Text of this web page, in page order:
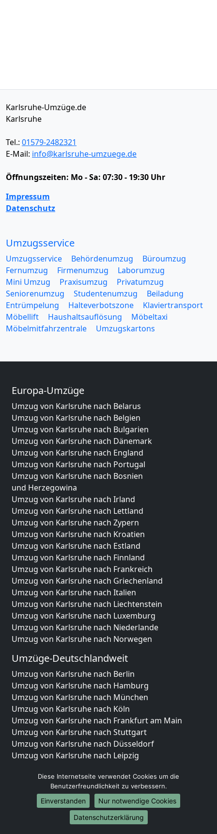
Karlsruhe-Umzüge.de
Karlsruhe
Tel.: 01579-2482321
E-Mail: info@karlsruhe-umzuege.de
Öffnungszeiten: Mo - Sa: 07:30 - 19:30 Uhr
Impressum
Datenschutz
Umzugsservice
Umzugsservice Behördenumzug
Büroumzug
Fernumzug
Firmenumzug
Laborumzug
Mini Umzug
Praxisumzug
Privatumzug
Seniorenumzug
Studentenumzug
Beiladung
Entrümpelung
Halteverbotszone
Klaviertransport
Möbellift
Haushaltsauflösung
Möbeltaxi
Möbelmitfahrzentrale
Umzugskartons
Europa-Umzüge
Umzug von Karlsruhe nach Belarus
Umzug von Karlsruhe nach Belgien
Umzug von Karlsruhe nach Bulgarien
Umzug von Karlsruhe nach Dänemark
Umzug von Karlsruhe nach England
Umzug von Karlsruhe nach Portugal
Umzug von Karlsruhe nach Bosnien
und Herzegowina
Umzug von Karlsruhe nach Irland
Umzug von Karlsruhe nach Lettland
Umzug von Karlsruhe nach Zypern
Umzug von Karlsruhe nach Kroatien
Umzug von Karlsruhe nach Estland
Umzug von Karlsruhe nach Finnland
Umzug von Karlsruhe nach Frankreich
Umzug von Karlsruhe nach Griechenland
Umzug von Karlsruhe nach Italien
Umzug von Karlsruhe nach Liechtenstein
Umzug von Karlsruhe nach Luxemburg
Umzug von Karlsruhe nach Niederlande
Umzug von Karlsruhe nach Norwegen
Umzüge-Deutschlandweit
Umzug von Karlsruhe nach Berlin
Umzug von Karlsruhe nach Hamburg
Umzug von Karlsruhe nach München
Umzug von Karlsruhe nach Köln
Umzug von Karlsruhe nach Frankfurt am Main
Umzug von Karlsruhe nach Stuttgart
Umzug von Karlsruhe nach Düsseldorf
Umzug von Karlsruhe nach Leipzig
Umzug von Karlsruhe nach Essen
Umzug von Karlsruhe nach Bremen
Umzug von Karlsruhe nach Dresden
Umzug von Karlsruhe nach Hannover
Umzug von Karlsruhe nach Nürnberg
Diese Internetseite verwendet Cookies um die
Benutzerfreundlichkeit zu verbessern.
Einverstanden
Nur notwendige Cookies
Datenschutzerklärung